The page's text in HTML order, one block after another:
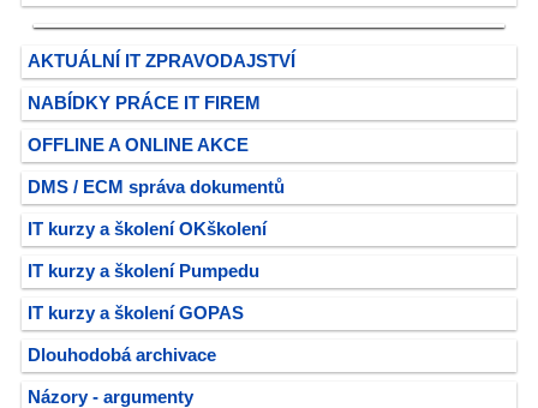
AKTUÁLNÍ IT ZPRAVODAJSTVÍ
NABÍDKY PRÁCE IT FIREM
OFFLINE A ONLINE AKCE
DMS / ECM správa dokumentů
IT kurzy a školení OKškolení
IT kurzy a školení Pumpedu
IT kurzy a školení GOPAS
Dlouhodobá archivace
Názory - argumenty